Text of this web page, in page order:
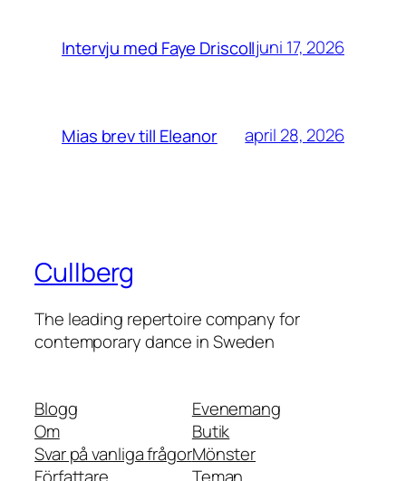
Intervju med Faye Driscolljuni 17, 2026
Mias brev till Eleanor april 28, 2026
Cullberg
The leading repertoire company for
contemporary dance in Sweden
Blogg
Om
Svar på vanliga frågor
Författare
Evenemang
Butik
Mönster
Teman